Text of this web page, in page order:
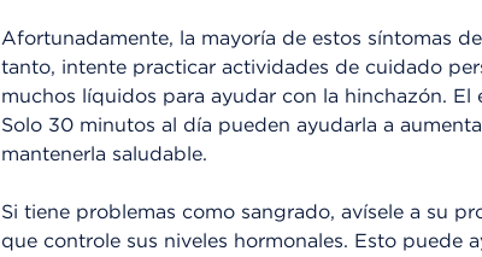
Afortunadamente, la mayoría de estos síntomas
tanto, intente practicar actividades de cuidado
muchos líquidos para ayudar con la hinchazón.
Solo 30 minutos al día pueden ayudarla a
mantenerla saludable.
Si tiene problemas como sangrado, avísele a su
que controle sus niveles hormonales. Esto puede